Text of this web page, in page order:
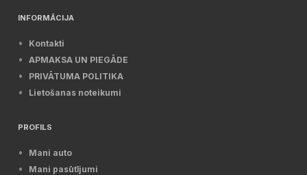
INFORMĀCIJA
Kontakti
APMAKSA UN PIEGĀDE
PRIVĀTUMA POLITIKA
Lietošanas noteikumi
PROFILS
Mani auto
Mani pasūtījumi